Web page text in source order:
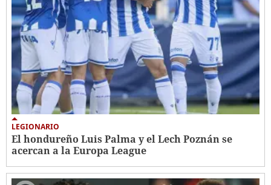
LEGIONARIO
El hondureño Luis Palma y el Lech Poznán se
acercan a la Europa League